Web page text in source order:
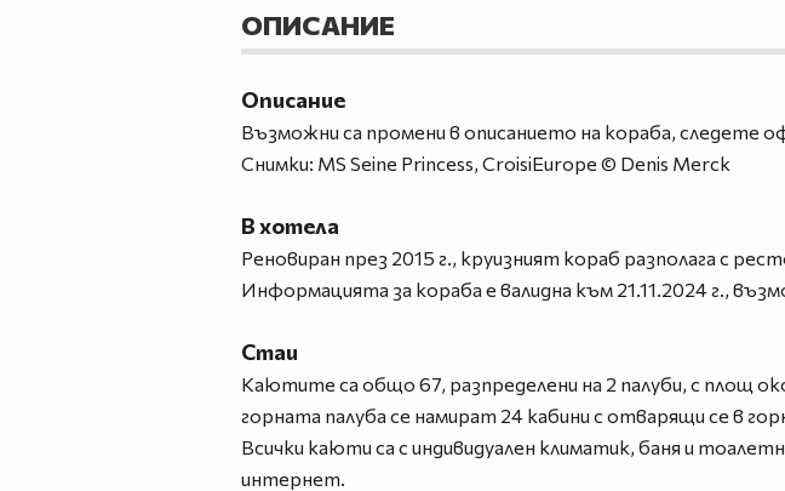
ОПИСАНИЕ
Описание
Възможни са промени в описанието на кораба, следете
Снимки: MS Seine Princess, CroisiEurope © Denis Merck
В хотела
Реновиран през 2015 г., круизният кораб разполага с
Информацията за кораба е валидна към 21.11.2024 г.,
Стаи
Каютите са общо 67, разпределени на 2 палуби, с площ
горната палуба се намират 24 кабини с отварящи се в
Всички каюти са с индивидуален климатик, баня и
интернет.